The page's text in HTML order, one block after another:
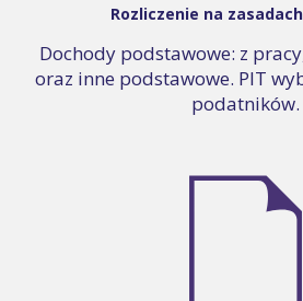
Rozliczenie na
Dochody podstawowe: z
oraz inne podstawowe. PIT
podatników.